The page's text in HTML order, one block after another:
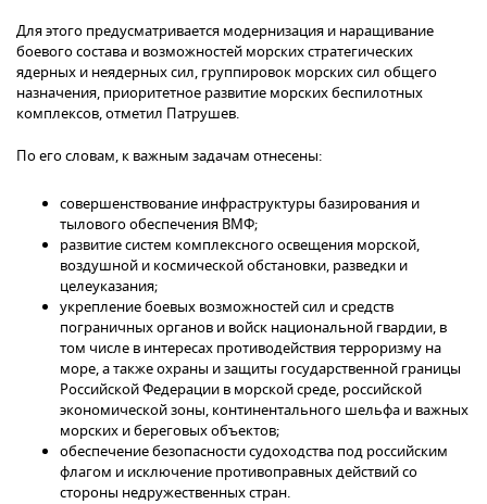
Для этого предусматривается модернизация и наращивание
боевого состава и возможностей морских стратегических
ядерных и неядерных сил, группировок морских сил общего
назначения, приоритетное развитие морских беспилотных
комплексов, отметил Патрушев.
По его словам, к важным задачам отнесены:
совершенствование инфраструктуры базирования и
тылового обеспечения ВМФ;
развитие систем комплексного освещения морской,
воздушной и космической обстановки, разведки и
целеуказания;
укрепление боевых возможностей сил и средств
пограничных органов и войск национальной гвардии, в
том числе в интересах противодействия терроризму на
море, а также охраны и защиты государственной границы
Российской Федерации в морской среде, российской
экономической зоны, континентального шельфа и важных
морских и береговых объектов;
обеспечение безопасности судоходства под российским
флагом и исключение противоправных действий со
стороны недружественных стран.